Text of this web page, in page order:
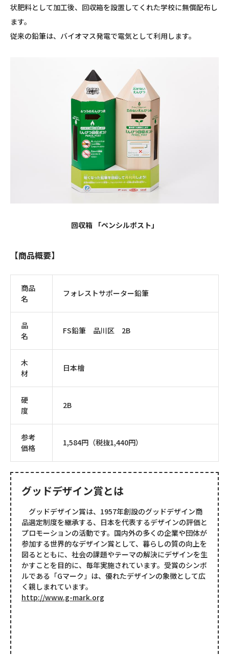
状肥料として加工後、回収箱を設置してくれた学校に無償配布し
ます。
従来の鉛筆は、バイオマス発電で電気として利用します。
回収箱 「ペンシルポスト」
【商品概要】
商品
名
フォレストサポーター鉛筆
品
名
FS鉛筆 品川区 2B
木
材
日本檜
硬
度
2B
参考
価格
1,584円（税抜1,440円）
グッドデザイン賞とは
グッドデザイン賞は、1957年創設のグッドデザイン商
品選定制度を継承する、日本を代表するデザインの評価と
プロモーションの活動です。国内外の多くの企業や団体が
参加する世界的なデザイン賞として、暮らしの質の向上を
図るとともに、社会の課題やテーマの解決にデザインを生
かすことを目的に、毎年実施されています。受賞のシンボ
ルである「Gマーク」は、優れたデザインの象徴として広
く親しまれています。
http://www.g-mark.org